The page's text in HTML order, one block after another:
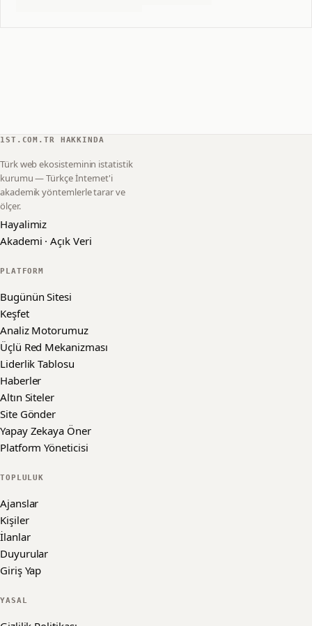
1ST.COM.TR HAKKINDA
Türk web ekosisteminin istatistik
kurumu — Türkçe İnternet'i
akademik yöntemlerle tarar ve
ölçer.
Hayalimiz
Akademi · Açık Veri
PLATFORM
Bugünün Sitesi
Keşfet
Analiz Motorumuz
Üçlü Red Mekanizması
Liderlik Tablosu
Haberler
Altın Siteler
Site Gönder
Yapay Zekaya Öner
Platform Yöneticisi
TOPLULUK
Ajanslar
Kişiler
İlanlar
Duyurular
Giriş Yap
YASAL